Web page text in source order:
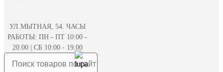
УЛ.МЫТНАЯ, 54. ЧАСЫ
РАБОТЫ: ПН - ПТ 10:00 -
20.00 | СБ 10:00 - 19.00